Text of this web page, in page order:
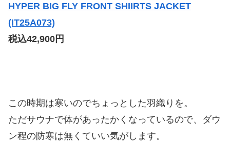
HYPER BIG FLY FRONT SHIIRTS JACKET
(IT25A073)
税込42,900円
この時期は寒いのでちょっとした羽織りを。
ただサウナで体があったかくなっているので、ダウ
ン程の防寒は無くていい気がします。